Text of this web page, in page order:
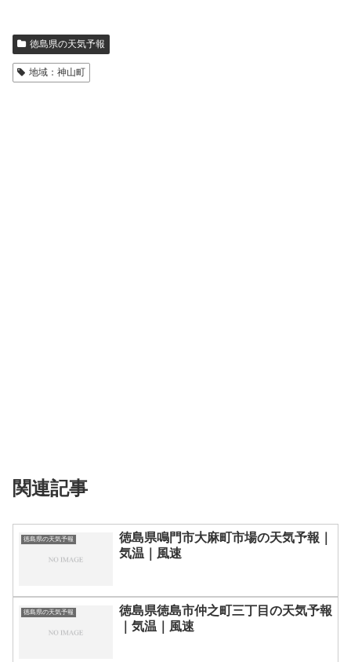
徳島県の天気予報
地域：神山町
関連記事
徳島県の天気予報
徳島県鳴門市大麻町市場の天気予報｜
気温｜風速
徳島県の天気予報
徳島県徳島市仲之町三丁目の天気予報
｜気温｜風速